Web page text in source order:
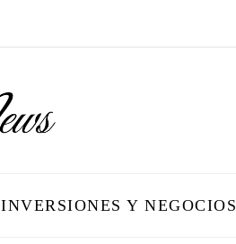
INVERSIONES Y NEGOCIOS